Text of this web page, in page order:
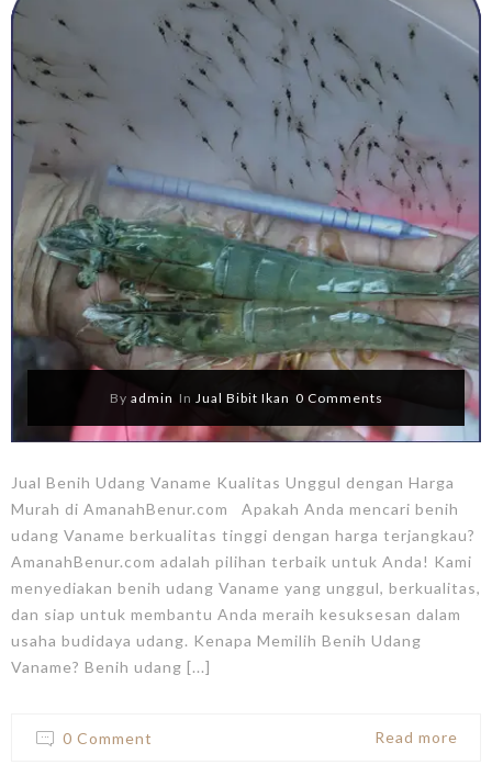
By admin In Jual Bibit Ikan 0 Comments
Jual Benih Udang Vaname Kualitas Unggul dengan Harga
Murah di AmanahBenur.com Apakah Anda mencari benih
udang Vaname berkualitas tinggi dengan harga terjangkau?
AmanahBenur.com adalah pilihan terbaik untuk Anda! Kami
menyediakan benih udang Vaname yang unggul, berkualitas,
dan siap untuk membantu Anda meraih kesuksesan dalam
usaha budidaya udang. Kenapa Memilih Benih Udang
Vaname? Benih udang [...]
0 Comment Read more